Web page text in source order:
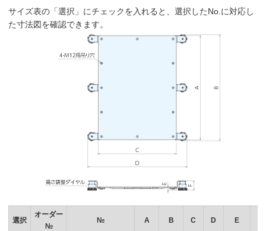
サイズ表の「選択」にチェックを入れると、選択したNo.に対応し
た寸法図を確認できます。
選択
オーダー
№
№ A B C D E